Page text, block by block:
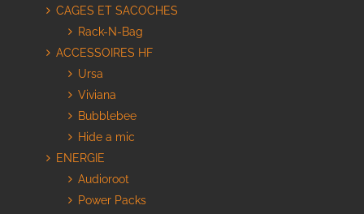
CAGES ET SACOCHES
Rack-N-Bag
ACCESSOIRES HF
Ursa
Viviana
Bubblebee
Hide a mic
ENERGIE
Audioroot
Power Packs